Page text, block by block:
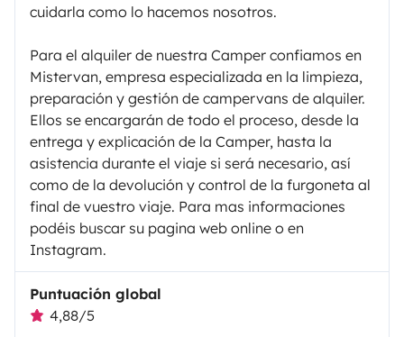
cuidarla como lo hacemos nosotros.
Para el alquiler de nuestra Camper confiamos en
Mistervan, empresa especializada en la limpieza,
preparación y gestión de campervans de alquiler.
Ellos se encargarán de todo el proceso, desde la
entrega y explicación de la Camper, hasta la
asistencia durante el viaje si será necesario, así
como de la devolución y control de la furgoneta al
final de vuestro viaje. Para mas informaciones
podéis buscar su pagina web online o en
Instagram.
Puntuación global
4,88/5